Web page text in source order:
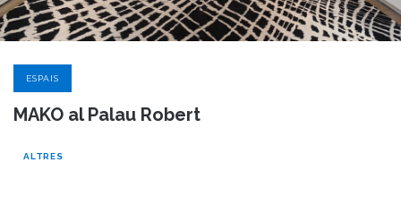
ESPAIS
MAKO al Palau Robert
ALTRES